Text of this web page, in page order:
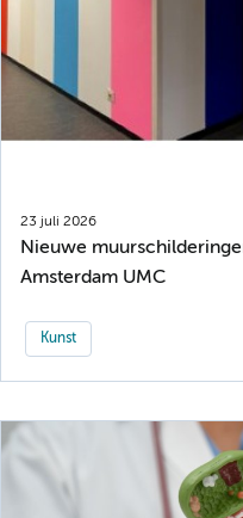
23 juli 2026
Nieuwe
Amsterdam UMC
Kunst